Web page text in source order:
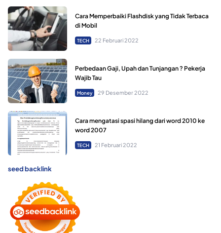
Cara Memperbaiki Flashdisk yang Tidak Terbaca
di Mobil
TECH 22 Februari 2022
Perbedaan Gaji, Upah dan Tunjangan ? Pekerja
Wajib Tau
Money 29 Desember 2022
Cara mengatasi spasi hilang dari word 2010 ke
word 2007
TECH 21 Februari 2022
seed backlink